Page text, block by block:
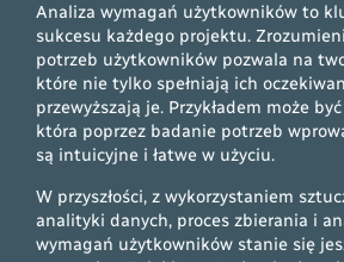
Analiza wymagań użytkowników to
sukcesu każdego projektu.
potrzeb użytkowników pozwala na
które nie tylko spełniają ich
przewyższają je. Przykładem może
która poprzez badanie potrzeb
są intuicyjne i łatwe w użyciu.
W przyszłości, z wykorzystaniem
analityki danych, proces zbierania i
wymagań użytkowników stanie się